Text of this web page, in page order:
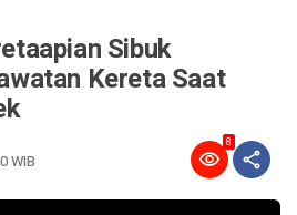
Sibuk
Kereta Saat
WIB
8